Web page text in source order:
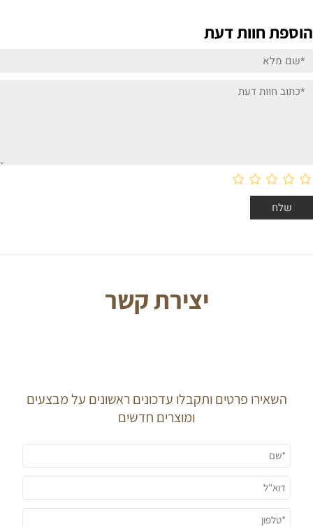
הוספת חוות דעת
יצירת קשר
השאירו פרטים ותקבלו עדכונים ראשונים על מבצעים
ומוצרים חדשים